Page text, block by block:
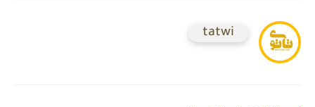
tatwi